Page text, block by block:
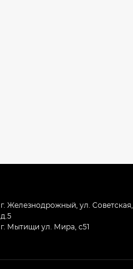
г. Железнодрожный, ул. Советская,
д.5
г. Мытищи ул. Мира, с51